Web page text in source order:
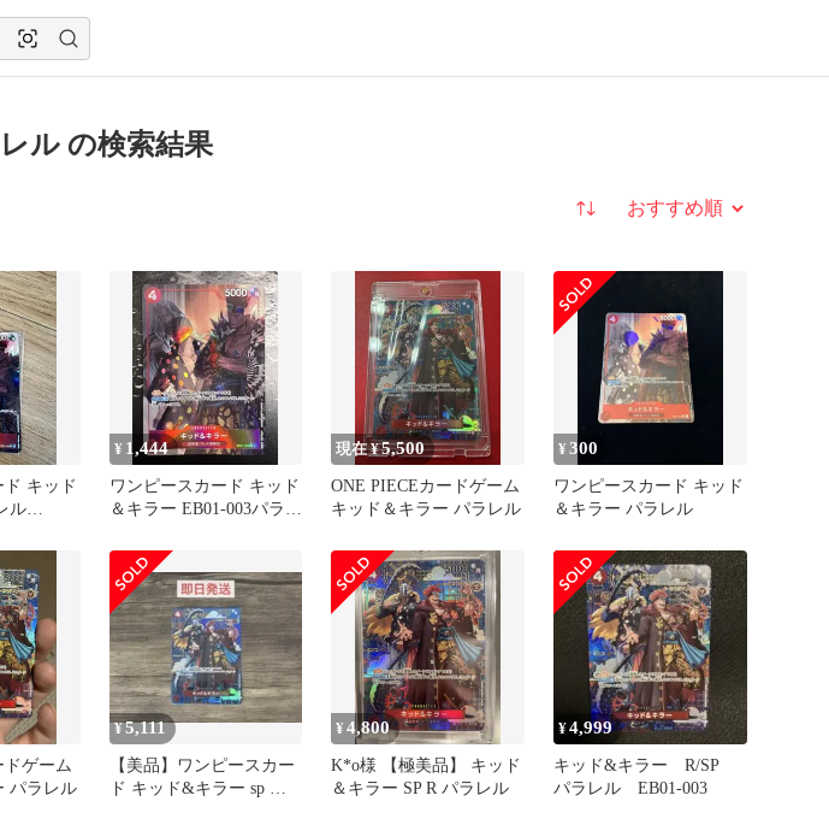
ル の検索結果
並び替え
ド キッド
ル
¥ 1,444
ワンピースカード キッド
＆キラー EB01-003パラレ
現在 ¥5,500
ONE PIECEカードゲーム
キッド＆キラー パラレル
¥300
ワンピースカード キッド
＆キラー パラレル
ドゲーム
パラレル
¥5,111
【美品】ワンピースカー
ド キッド&キラー sp パ
¥4,800
K*o様 【極美品】 キッド
＆キラー SP R パラレル
¥4,999
キッド&キラー R/SP
パラレル EB01-003